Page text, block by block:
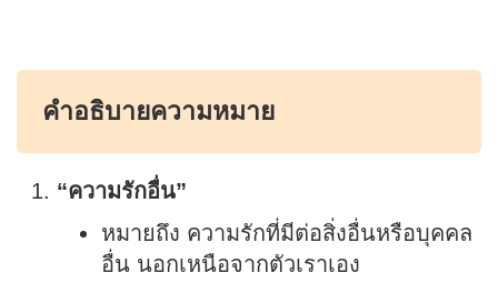
คำอธิบายความหมาย
“ความรักอื่น”
หมายถึง ความรักที่มีต่อสิ่งอื่นหรือบุคคล
อื่น นอกเหนือจากตัวเราเอง